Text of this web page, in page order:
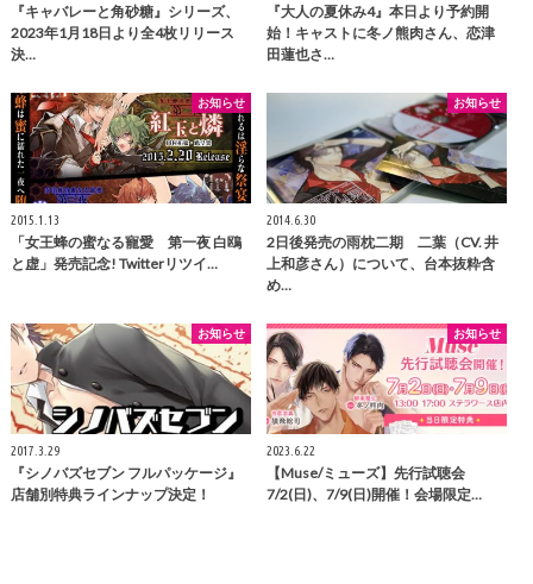
『キャバレーと角砂糖』シリーズ、
2023年1月18日より全4枚リリース
決…
『大人の夏休み4』本日より予約開
始！キャストに冬ノ熊肉さん、恋津
田蓮也さ…
お知らせ
2015.1.13
「女王蜂の蜜なる寵愛 第一夜 白鴎
と虚」発売記念! Twitterリツイ…
お知らせ
2014.6.30
2日後発売の雨枕二期 二葉（CV. 井
上和彦さん）について、台本抜粋含
め…
お知らせ
2017.3.29
『シノバズセブン フルパッケージ』
店舗別特典ラインナップ決定！
お知らせ
2023.6.22
【Muse/ミューズ】先行試聴会
7/2(日)、7/9(日)開催！会場限定…